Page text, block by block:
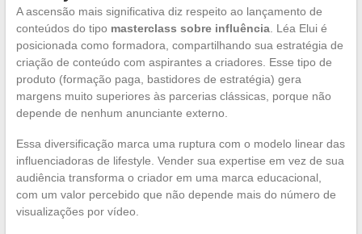
A ascensão mais significativa diz respeito ao lançamento de
conteúdos do tipo masterclass sobre influência. Léa Elui é
posicionada como formadora, compartilhando sua estratégia de
criação de conteúdo com aspirantes a criadores. Esse tipo de
produto (formação paga, bastidores de estratégia) gera
margens muito superiores às parcerias clássicas, porque não
depende de nenhum anunciante externo.
Essa diversificação marca uma ruptura com o modelo linear das
influenciadoras de lifestyle. Vender sua expertise em vez de sua
audiência transforma o criador em uma marca educacional,
com um valor percebido que não depende mais do número de
visualizações por vídeo.